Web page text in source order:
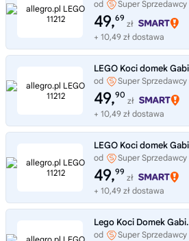
od Super Sprzedawcy
49,69
zł
+ 10,49 zł dostawa
od Super Sprzedawcy
49,90
zł
+ 10,49 zł dostawa
od Super Sprzedawcy
49,99
zł
+ 10,49 zł dostawa
od Super Sprzedawcy